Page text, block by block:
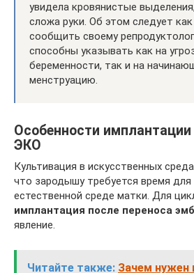
увидела кровянистые
сложа руки. Об этом следует
сообщить своему
способны указывать как на
беременности, так и на
менструацию.
Особенности имплантации
ЭКО
Культивация в искусственных
что зародышу требуется время для
естественной среде матки. Для
имплантация после переноса
явление.
Читайте также: Зачем нужен